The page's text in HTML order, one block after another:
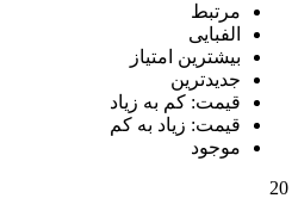
مرتبط
الفبایی
بیشترین امتیاز
جدیدترین
قیمت: کم به زیاد
قیمت: زیاد به کم
موجود
20